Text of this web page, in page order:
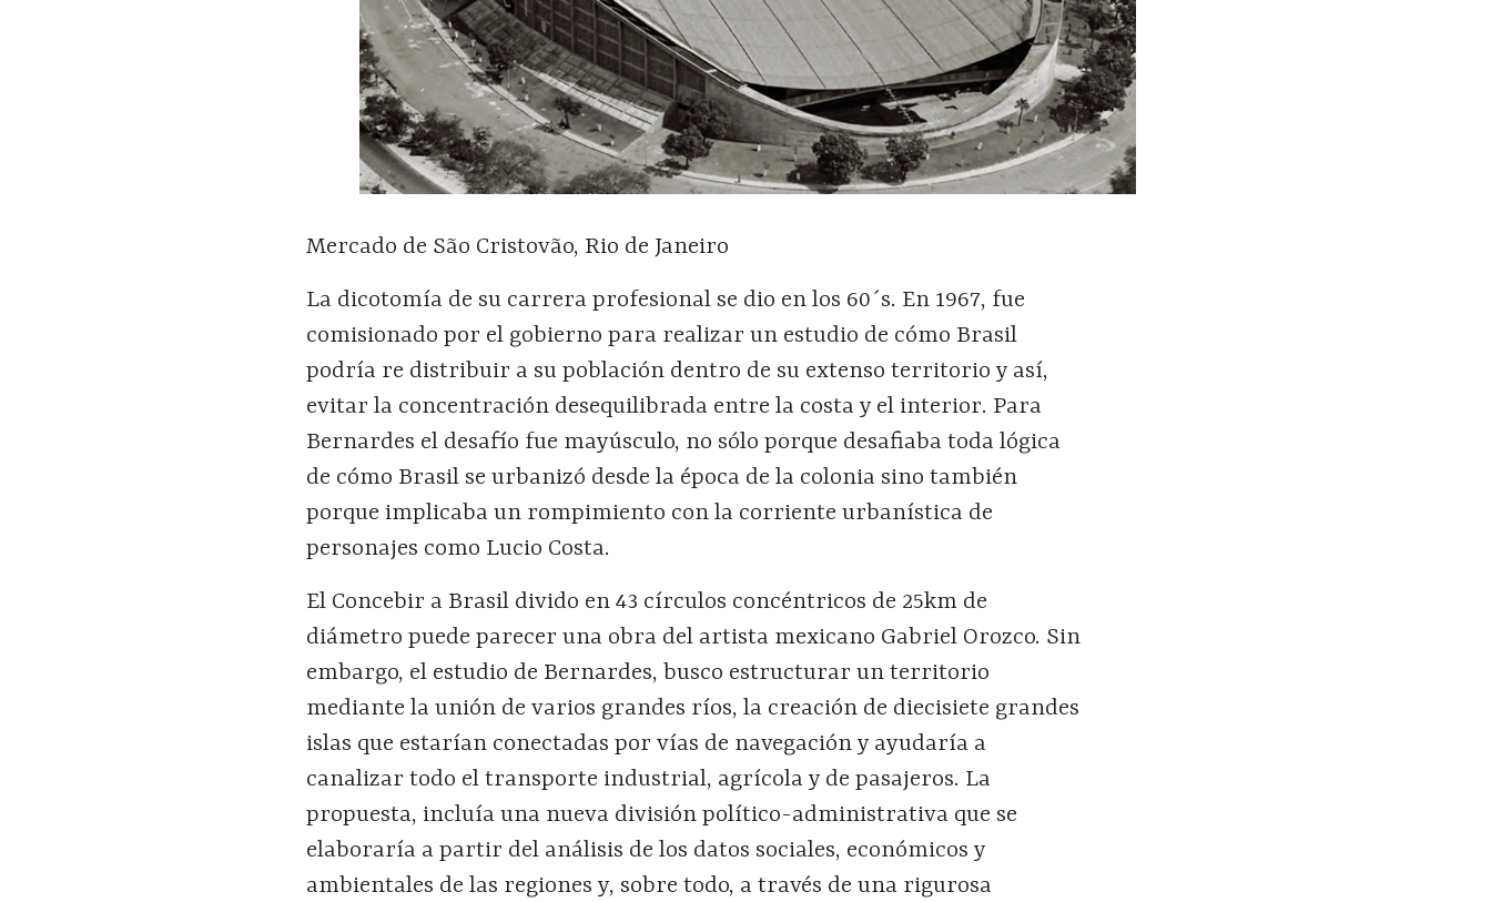
Mercado de São Cristovão, Rio de Janeiro
La dicotomía de su carrera profesional se dio en los 60´s. En 1967, fue
comisionado por el gobierno para realizar un estudio de cómo Brasil
podría re distribuir a su población dentro de su extenso territorio y así,
evitar la concentración desequilibrada entre la costa y el interior. Para
Bernardes el desafío fue mayúsculo, no sólo porque desafiaba toda lógica
de cómo Brasil se urbanizó desde la época de la colonia sino también
porque implicaba un rompimiento con la corriente urbanística de
personajes como Lucio Costa.
El Concebir a Brasil divido en 43 círculos concéntricos de 25km de
diámetro puede parecer una obra del artista mexicano Gabriel Orozco. Sin
embargo, el estudio de Bernardes, busco estructurar un territorio
mediante la unión de varios grandes ríos, la creación de diecisiete grandes
islas que estarían conectadas por vías de navegación y ayudaría a
canalizar todo el transporte industrial, agrícola y de pasajeros. La
propuesta, incluía una nueva división político-administrativa que se
elaboraría a partir del análisis de los datos sociales, económicos y
ambientales de las regiones y, sobre todo, a través de una rigurosa